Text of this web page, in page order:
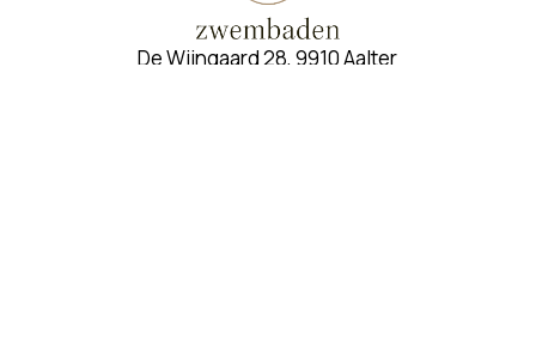
De Wijngaard 28, 9910 Aalter